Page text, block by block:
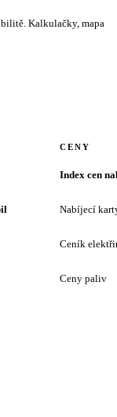
Kalkulačky, mapa
CENY
Index cen
Nabíjecí
Ceník
Ceny paliv